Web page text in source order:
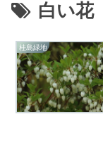
白い花
桂島緑地